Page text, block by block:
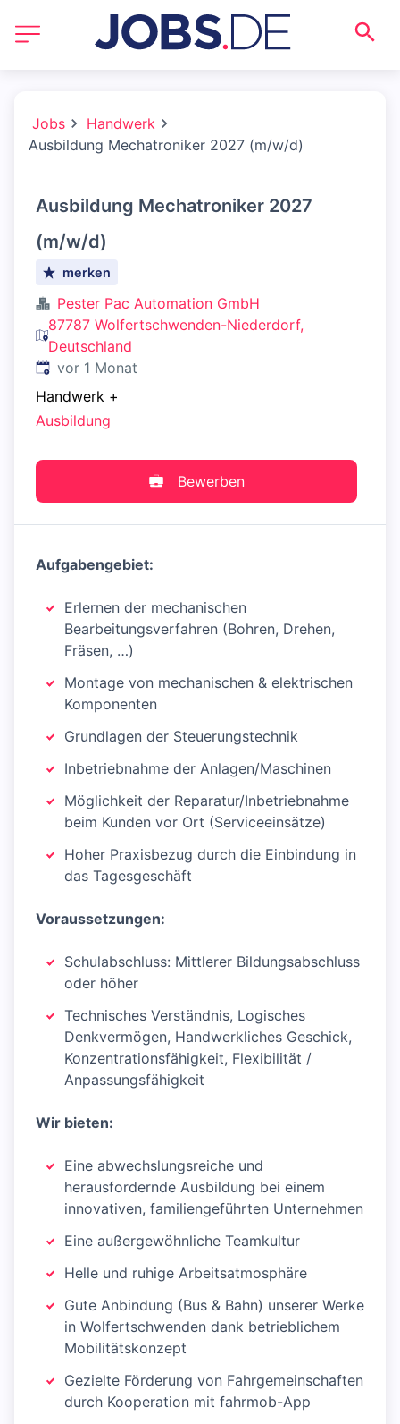
Jobs
Handwerk
Ausbildung Mechatroniker 2027 (m/w/d)
Ausbildung Mechatroniker 2027
(m/w/d)
merken
Pester Pac Automation GmbH
87787 Wolfertschwenden-Niederdorf,
Deutschland
Veröffentlicht:
vor 1 Monat
Handwerk +
Ausbildung
Bewerben
Aufgabengebiet:
Erlernen der mechanischen
Bearbeitungsverfahren (Bohren, Drehen,
Fräsen, …)
Montage von mechanischen & elektrischen
Komponenten
Grundlagen der Steuerungstechnik
Inbetriebnahme der Anlagen/Maschinen
Möglichkeit der Reparatur/Inbetriebnahme
beim Kunden vor Ort (Serviceeinsätze)
Hoher Praxisbezug durch die Einbindung in
das Tagesgeschäft
Voraussetzungen:
Schulabschluss: Mittlerer Bildungsabschluss
oder höher
Technisches Verständnis, Logisches
Denkvermögen, Handwerkliches Geschick,
Konzentrationsfähigkeit, Flexibilität /
Anpassungsfähigkeit
Wir bieten:
Eine abwechslungsreiche und
herausfordernde Ausbildung bei einem
innovativen, familiengeführten Unternehmen
Eine außergewöhnliche Teamkultur
Helle und ruhige Arbeitsatmosphäre
Gute Anbindung (Bus & Bahn) unserer Werke
in Wolfertschwenden dank betrieblichem
Mobilitätskonzept
Gezielte Förderung von Fahrgemeinschaften
durch Kooperation mit fahrmob-App